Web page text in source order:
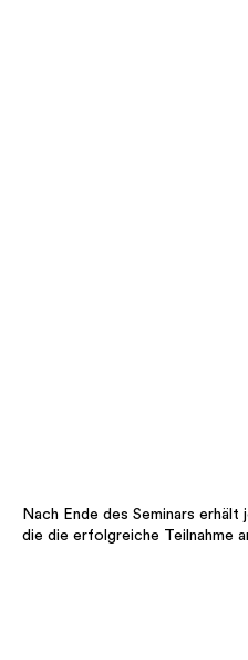
Nach Ende des Seminars erhält
die die erfolgreiche Teilnahme